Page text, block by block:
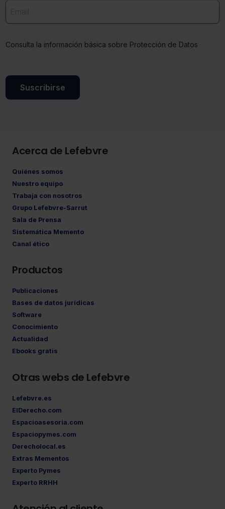
Consulta la información básica sobre Protección de Datos
Suscribirse
Acerca de Lefebvre
Quiénes somos
Nuestro equipo
Trabaja con nosotros
Grupo Lefebvre-Sarrut
Sala de Prensa
Sistemática Memento
Canal ético
Productos
Publicaciones
Bases de datos jurídicas
Software
Conocimiento
Actualidad
Ebooks gratis
Otras webs de Lefebvre
Lefebvre.es
ElDerecho.com
Espacioasesoria.com
Espaciopymes.com
Derecholocal.es
Extras Mementos
Experto Pymes
Experto RRHH